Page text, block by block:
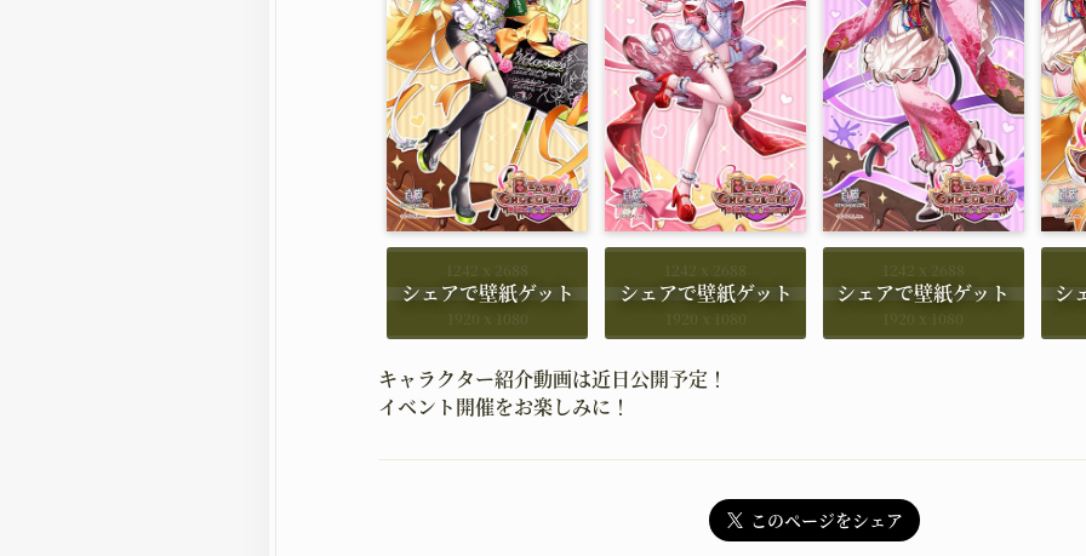
1242 x 2688
1920 x 1080
1242 x 2688
1920 x 1080
1242 x 2688
1920 x 1080
キャラクター紹介動画は近日公開予定！
イベント開催をお楽しみに！
このページをシェア